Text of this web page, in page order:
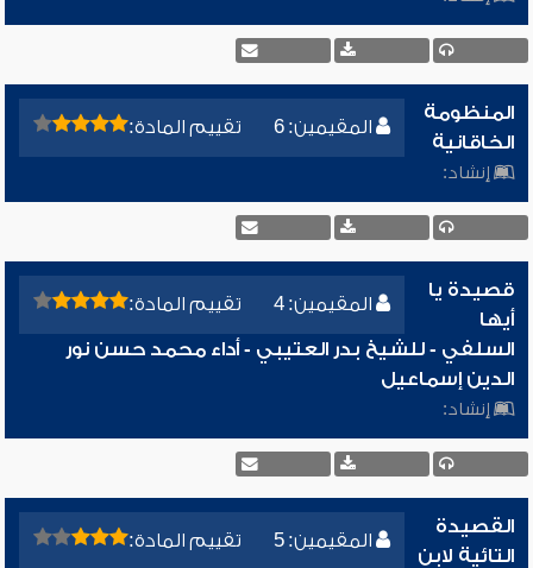
المقيمين: 6 تقييم المادة:
المنظومة
الخاقانية
إنشاد:
المقيمين: 4 تقييم المادة:
قصيدة يا
أيها
السلفي - للشيخ بدر العتيبي - أداء محمد حسن نور
الدين إسماعيل
إنشاد:
المقيمين: 5 تقييم المادة:
القصيدة
التائية لابن